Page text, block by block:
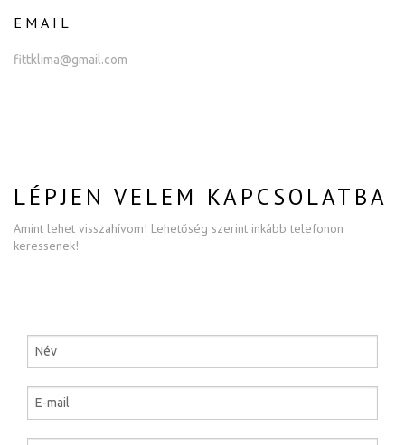
EMAIL
fittklima@gmail.com
LÉPJEN VELEM KAPCSOLATBA
Amint lehet visszahívom! Lehetőség szerint inkább telefonon
keressenek!